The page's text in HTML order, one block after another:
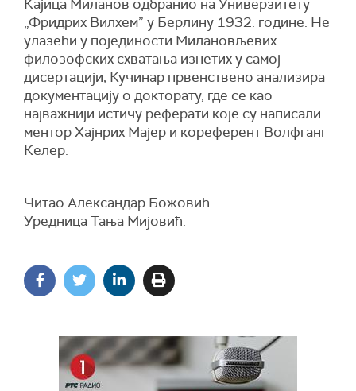
Кајица Миланов одбранио на Универзитету
„Фридрих Вилхем” у Берлину 1932. године. Не
улазећи у појединости Милановљевих
филозофских схватања изнетих у самој
дисертацији, Кучинар првенствено анализира
документацију о докторату, где се као
најважнији истичу реферати којe су написали
ментор Хајнрих Мајер и кореферент Волфганг
Келер.
Читао Александар Божовић.
Уредница Тања Мијовић.